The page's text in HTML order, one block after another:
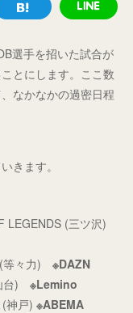
選手を招いた試合が
とにします。ここ数
なかなかの過密日程
きます。
LEGENDS (三ツ沢)
等々力) ※DAZN
台) ※Lemino
神戸) ※ABEMA